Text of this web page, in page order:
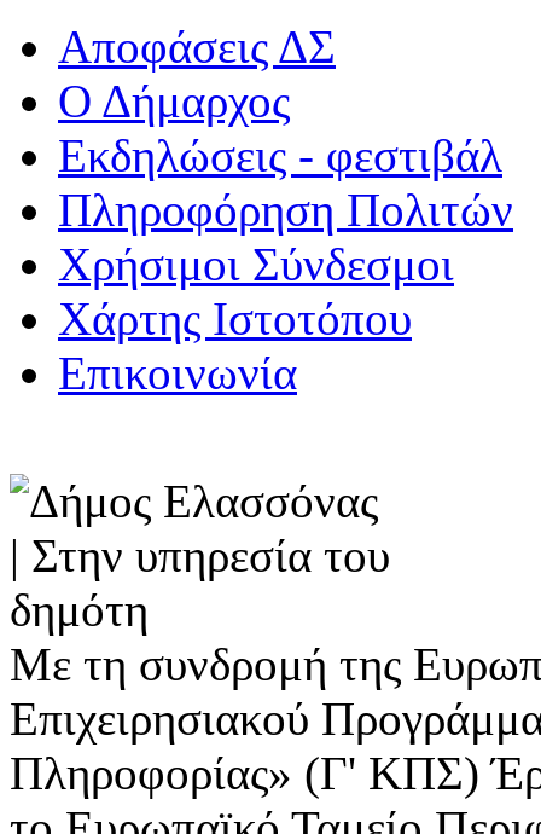
Αποφάσεις ΔΣ
Ο Δήμαρχος
Εκδηλώσεις - φεστιβάλ
Πληροφόρηση Πολιτών
Χρήσιμοι Σύνδεσμοι
Χάρτης Ιστοτόπου
Επικοινωνία
Με τη συνδρομή της
Επιχειρησιακού
Πληροφορίας» (Γ' ΚΠΣ)